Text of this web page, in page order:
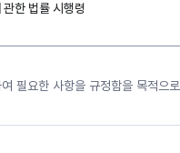
한 법률 시행령
필요한 사항을 규정함을 목적으로